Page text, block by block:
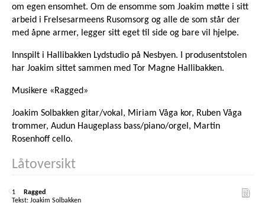
om egen ensomhet. Om de ensomme som Joakim møtte i sitt
arbeid i Frelsesarmeens Rusomsorg og alle de som står der
med åpne armer, legger sitt eget til side og bare vil hjelpe.
Innspilt i Hallibakken Lydstudio på Nesbyen. I produsentstolen
har Joakim sittet sammen med Tor Magne Hallibakken.
Musikere «Ragged»
Joakim Solbakken gitar/vokal, Miriam Våga kor, Ruben Våga
trommer, Audun Haugeplass bass/piano/orgel, Martin
Rosenhoff cello.
Låtoversikt
1
Ragged
Joakim Solbakken